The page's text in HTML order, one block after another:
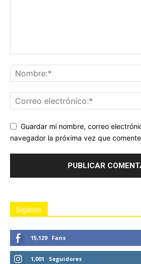
Guardar mi nombre, correo
navegador la próxima vez que
Siganos
15,129 Fans
1,001 Seguidores